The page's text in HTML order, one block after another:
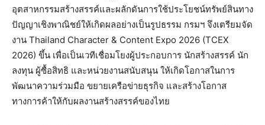
อุตสาหกรรมสร้างสรรค์และผลักดันการใช้ประโยชน์ทรัพย์สินทาง
ปัญญาเชิงพาณิชย์ให้เกิดผลอย่างเป็นรูปธรรม กรมฯ จึงเตรียมจัด
งาน Thailand Character & Content Expo 2026 (TCEX
2026) ขึ้น เพื่อเป็นเวทีเชื่อมโยงผู้ประกอบการ นักสร้างสรรค์ นัก
ลงทุน ผู้ซื้อสิทธิ และหน่วยงานสนับสนุน ให้เกิดโอกาสในการ
พัฒนาความร่วมมือ ขยายเครือข่ายธุรกิจ และสร้างโอกาส
ทางการค้าให้กับผลงานสร้างสรรค์ของไทย